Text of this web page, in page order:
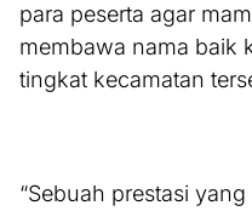
para peserta agar
membawa nama baik
tingkat kecamatan
“Sebuah prestasi